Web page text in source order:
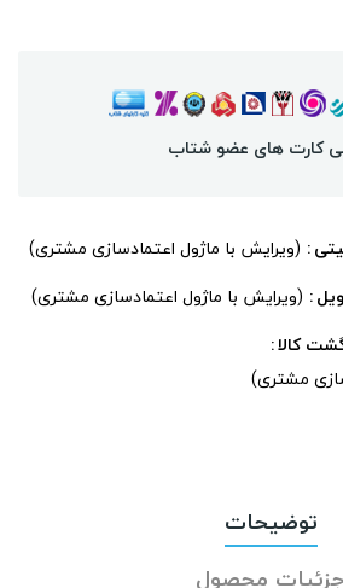
کارت های عضو شتاب
(ویرایش با ماژول اعتمادسازی مشتری)
(ویرایش با ماژول اعتمادسازی مشتری)
کالا
مشتری)
توضیحات
محصول